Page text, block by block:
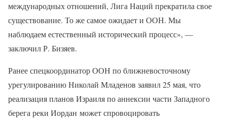
международных отношений, Лига Наций прекратила свое
существование. То же самое ожидает и ООН. Мы
наблюдаем естественный исторический процесс», —
заключил Р. Бизяев.
Ранее спецкоординатор ООН по ближневосточному
урегулированию Николай Младенов заявил 25 мая, что
реализация планов Израиля по аннексии части Западного
берега реки Иордан может спровоцировать